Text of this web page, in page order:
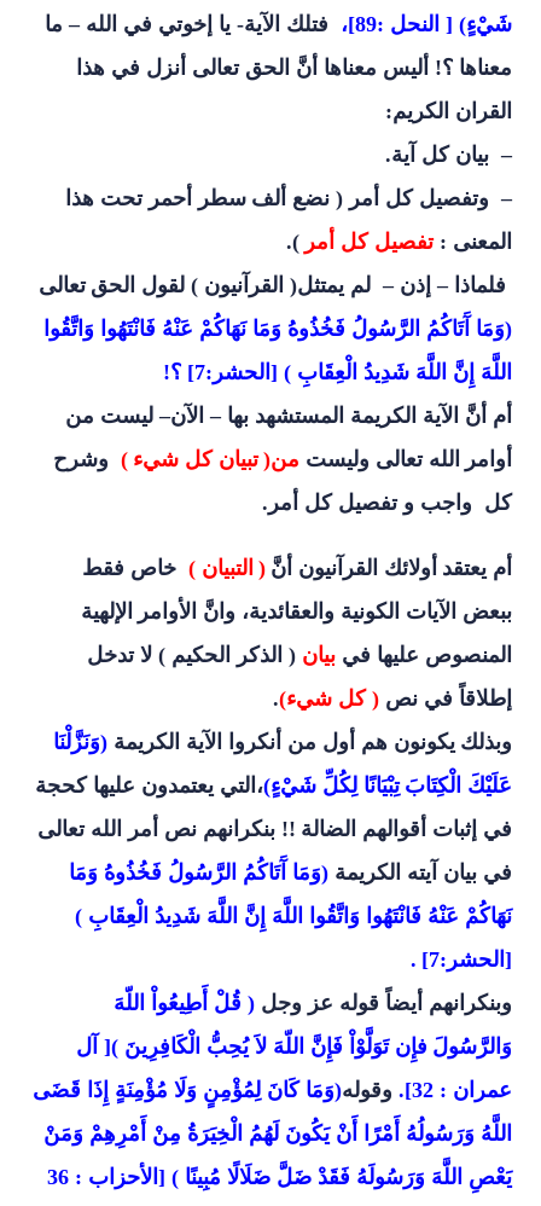
شَيْءٍ) [ النحل :89]،
فتلك الآية- يا إخوتي في الله – ما
معناها ؟! أليس معناها أنَّ الحق تعالى أنزل في هذا
القران الكريم:
– بيان كل آية.
– وتفصيل كل أمر ( نضع ألف سطر أحمر تحت هذا
المعنى :تفصيل كل أمر )
.
فلماذا – إذن – لم يمتثل( القرآنيون ) لقول الحق تعالى
(وَمَا آَتَاكُمُ الرَّسُولُ فَخُذُوهُ وَمَا نَهَاكُمْ عَنْهُ فَانْتَهُوا وَاتَّقُوا
اللَّهَ إِنَّ اللَّهَ شَدِيدُ الْعِقَابِ ) [الحشر:7]
؟!
أم أنَّ الآية الكريمة المستشهد بها – الآن– ليست من
أوامر
الله تعالى وليست من( تبيان كل شيء ) وشرح
كل واجب و تفصيل كل أمر.
أم يعتقد أولائك القرآنيون أنَّ ( التبيان ) خاص فقط
ببعض الآيات الكونية والعقائدية، وانَّ الأوامر
الإلهية
المنصوص عليها في بيان ( الذكر الحكيم ) لا تدخل
إطلاقاً في نص ( كل شيء).
وبذلك يكونون هم أول من أنكروا الآية الكريمة (وَنَزَّلْنَا
عَلَيْكَ الْكِتَابَ تِبْيَانًا لِكُلِّ شَيْءٍ)،التي يعتمدون عليها كحجة
في إثبات أقوالهم الضالة !! بنكرانهم نص أمر الله تعالى
في بيان آيته الكريمة (وَمَا آَتَاكُمُ الرَّسُولُ فَخُذُوهُ وَمَا
نَهَاكُمْ عَنْهُ فَانْتَهُوا وَاتَّقُوا اللَّهَ إِنَّ اللَّهَ شَدِيدُ الْعِقَابِ )
[الحشر:7]
.
وبنكرانهم أيضاً قوله عز وجل ( قُلْ أَطِيعُواْ اللّهَ
وَالرَّسُولَ فإِن تَوَلَّوْاْ فَإِنَّ اللّهَ لاَ يُحِبُّ الْكَافِرِينَ )[ آل
عمران : 32].
وقوله(وَمَا كَانَ لِمُؤْمِنٍ وَلَا مُؤْمِنَةٍ إِذَا قَضَى
اللَّهُ وَرَسُولُهُ أَمْرًا أَنْ يَكُونَ لَهُمُ الْخِيَرَةُ مِنْ أَمْرِهِمْ وَمَنْ
يَعْصِ اللَّهَ وَرَسُولَهُ فَقَدْ ضَلَّ ضَلَالًا مُبِينًا ) [الأحزاب : 36